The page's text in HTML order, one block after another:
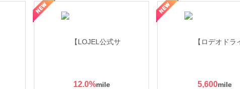
12.0% 5,600
ランド品・貴金属の無料査定
】すべての女性を美しくをテーマにした商品で女性の美を応援しています